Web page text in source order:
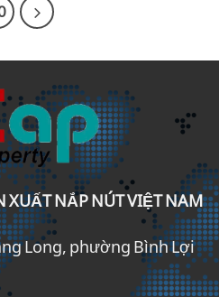
XUẤT NẮP NÚT VIỆT NAM
Long, phường Bình Lợi